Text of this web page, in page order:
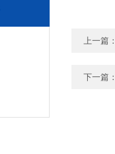
上一篇
下一篇